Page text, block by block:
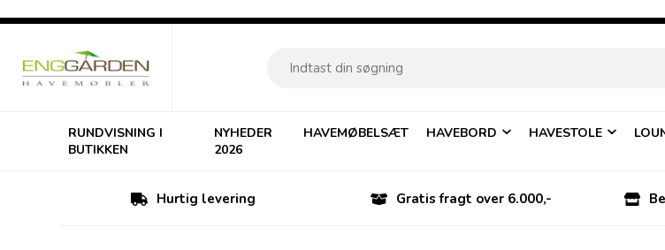
RUNDVISNING I
BUTIKKEN
NYHEDER
2026
HAVEMØBELSÆT HAVEBORD HAVESTOLE
Hurtig levering Gratis fragt over 6.000,-